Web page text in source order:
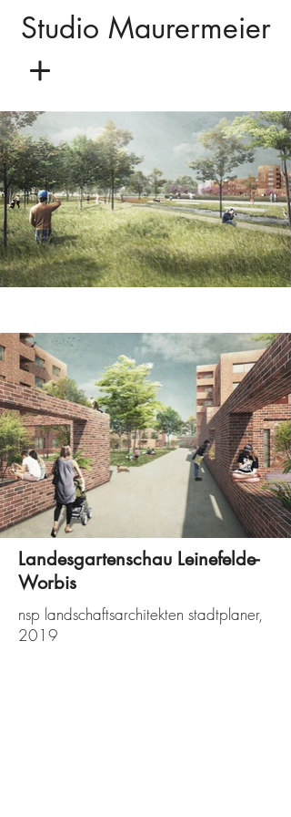
Studio Maurermeier
Landesgartenschau Leinefelde-
Worbis
nsp landschaftsarchitekten stadtplaner,
2019